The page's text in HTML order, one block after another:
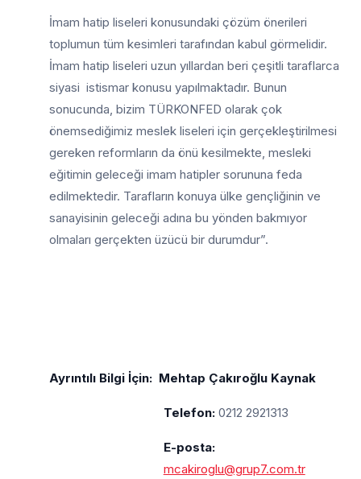
İmam hatip liseleri konusundaki çözüm önerileri
toplumun tüm kesimleri tarafından kabul görmelidir.
İmam hatip liseleri uzun yıllardan beri çeşitli taraflarca
siyasi istismar konusu yapılmaktadır. Bunun
sonucunda, bizim TÜRKONFED olarak çok
önemsediğimiz meslek liseleri için gerçekleştirilmesi
gereken reformların da önü kesilmekte, mesleki
eğitimin geleceği imam hatipler sorununa feda
edilmektedir. Tarafların konuya ülke gençliğinin ve
sanayisinin geleceği adına bu yönden bakmıyor
olmaları gerçekten üzücü bir durumdur”.
Ayrıntılı Bilgi İçin: Mehtap Çakıroğlu Kaynak
Telefon: 0212 2921313
E-posta:
mcakiroglu@grup7.com.tr